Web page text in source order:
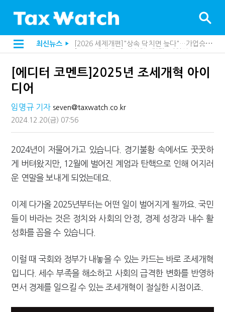
최신뉴스 ▶
[2026 세제개편]종부세는 집값, 가업상속은 기술…납세자가 꼭 볼 5가지
해외 안 갔는데 긁힌 신용카드…관세청이 몇분 만에 찾아낸 비결은?
내 지분만 봤다간 낭패…주식 양도세 추징 부른 '3가지 실수'
김밥엔 어떤 술 어울릴까?…국세청이 K-푸드 꺼낸 까닭
"세무플랫폼 문제 해결될 것"…세무사회 진단, 왜
반도체·AI로봇 국내 생산땐 세금 깎아준다
"오래 보유보다 오래 살아야"…1주택 세금 '실거주' 중심으로
강남이 좋다는 건 옛말…강서세무서장이 더 낫다?
[에디터 코멘트]2025년 조세개혁 아이
디어
임명규 기자 seven@taxwatch.co.kr
2024.12.20(금) 07:56
2024년이 저물어가고 있습니다. 경기불황 속에서도 꿋꿋하
게 버텨왔지만, 12월에 벌어진 계엄과 탄핵으로 인해 어지러
운 연말을 보내게 되었는데요.
이제 다가올 2025년부터는 어떤 일이 벌어지게 될까요. 국민
들이 바라는 것은 정치와 사회의 안정, 경제 성장과 내수 활
성화를 꼽을 수 있습니다.
이럴 때 국회와 정부가 내놓을 수 있는 카드는 바로 조세개혁
입니다. 세수 부족을 해소하고 사회의 급격한 변화를 반영하
면서 경제를 일으킬 수 있는 조세개혁이 절실한 시점이죠.